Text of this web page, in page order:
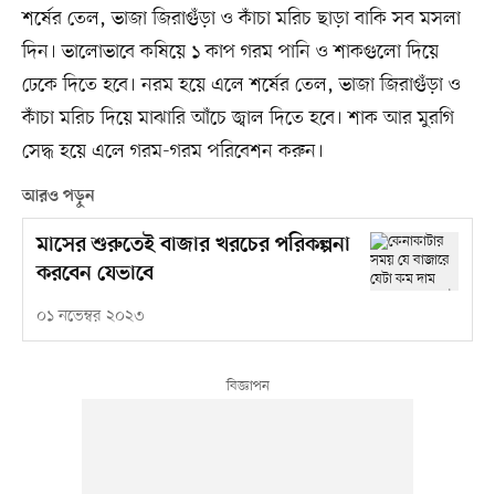
শর্ষের তেল, ভাজা জিরাগুঁড়া ও কাঁচা মরিচ ছাড়া বাকি সব মসলা
দিন। ভালোভাবে কষিয়ে ১ কাপ গরম পানি ও শাকগুলো দিয়ে
ঢেকে দিতে হবে। নরম হয়ে এলে শর্ষের তেল, ভাজা জিরাগুঁড়া ও
কাঁচা মরিচ দিয়ে মাঝারি আঁচে জ্বাল দিতে হবে। শাক আর মুরগি
সেদ্ধ হয়ে এলে গরম-গরম পরিবেশন করুন।
আরও পড়ুন
মাসের শুরুতেই বাজার খরচের পরিকল্পনা
করবেন যেভাবে
০১ নভেম্বর ২০২৩